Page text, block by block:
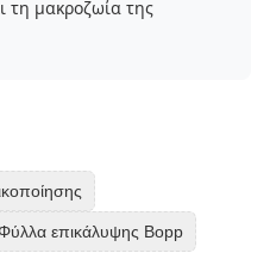
τη μακροζωία της
επικάλυψης Bopp